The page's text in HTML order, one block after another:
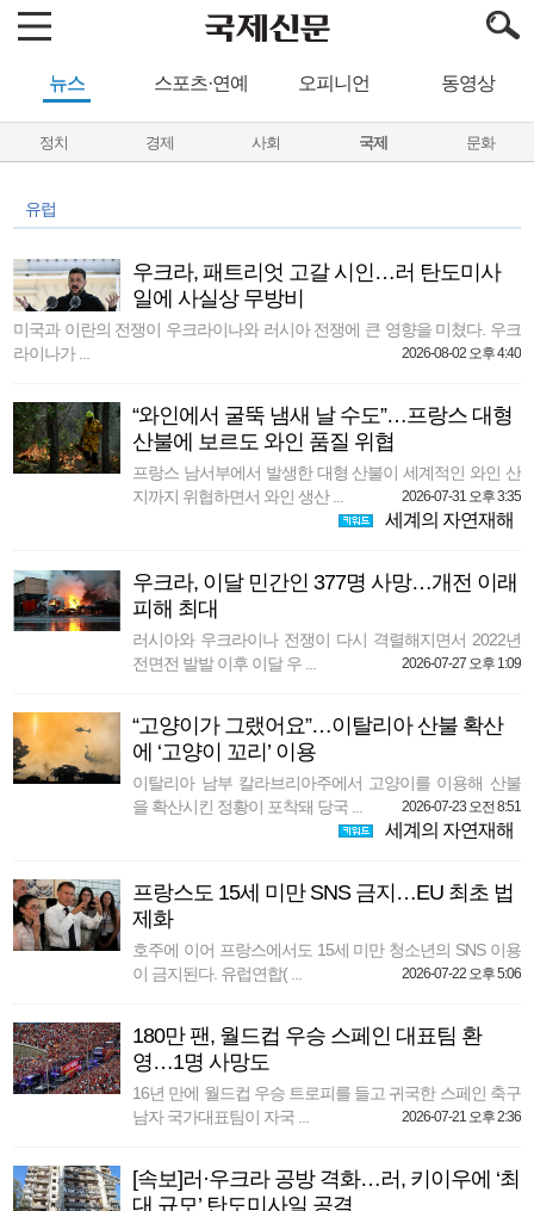
뉴스 스포츠·연예 오피니언 동영상
정치 경제 사회 국제 문화
유럽
우크라, 패트리엇 고갈 시인…러 탄도미사
일에 사실상 무방비
미국과 이란의 전쟁이 우크라이나와 러시아 전쟁에 큰 영향을 미쳤다. 우크
라이나가 ...
2026-08-02 오후 4:40
“와인에서 굴뚝 냄새 날 수도”…프랑스 대형
산불에 보르도 와인 품질 위협
프랑스 남서부에서 발생한 대형 산불이 세계적인 와인 산
지까지 위협하면서 와인 생산 ...
2026-07-31 오후 3:35
세계의 자연재해
우크라, 이달 민간인 377명 사망…개전 이래
피해 최대
러시아와 우크라이나 전쟁이 다시 격렬해지면서 2022년
전면전 발발 이후 이달 우 ...
2026-07-27 오후 1:09
“고양이가 그랬어요”…이탈리아 산불 확산
에 ‘고양이 꼬리’ 이용
이탈리아 남부 칼라브리아주에서 고양이를 이용해 산불
을 확산시킨 정황이 포착돼 당국 ...
2026-07-23 오전 8:51
세계의 자연재해
프랑스도 15세 미만 SNS 금지…EU 최초 법
제화
호주에 이어 프랑스에서도 15세 미만 청소년의 SNS 이용
이 금지된다. 유럽연합( ...
2026-07-22 오후 5:06
180만 팬, 월드컵 우승 스페인 대표팀 환
영…1명 사망도
16년 만에 월드컵 우승 트로피를 들고 귀국한 스페인 축구
남자 국가대표팀이 자국 ...
2026-07-21 오후 2:36
[속보]러·우크라 공방 격화…러, 키이우에 ‘최
대 규모’ 탄도미사일 공격